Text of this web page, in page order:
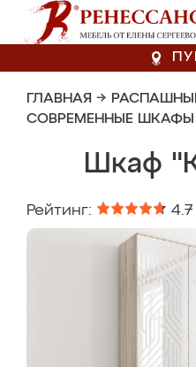
ГЛАВНАЯ →
СОВРЕМЕННЫЕ ШКАФЫ
Шкаф
Рейтинг: 4.7